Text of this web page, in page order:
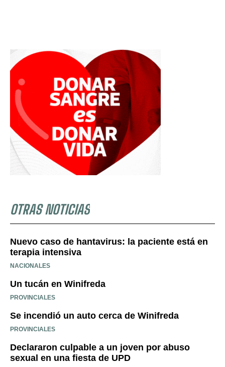
OTRAS NOTICIAS
Nuevo caso de hantavirus: la paciente está en
terapia intensiva
NACIONALES
Un tucán en Winifreda
PROVINCIALES
Se incendió un auto cerca de Winifreda
PROVINCIALES
Declararon culpable a un joven por abuso
sexual en una fiesta de UPD